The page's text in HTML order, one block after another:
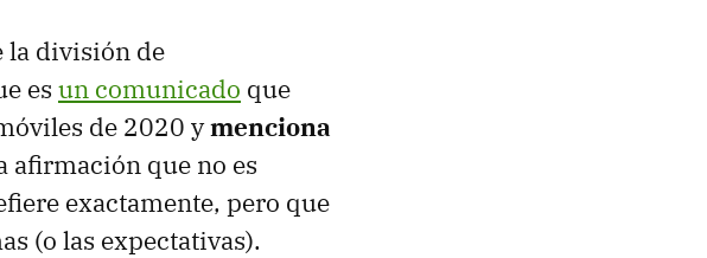
la división de
es un comunicado que
de 2020 ymenciona
afirmación que no es
exactamente, pero que
(o las expectativas).